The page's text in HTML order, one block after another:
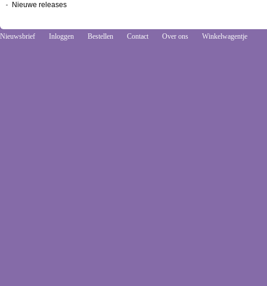
Nieuwe releases
Nieuwsbrief Inloggen Bestellen Contact Over ons Winkelwagentje